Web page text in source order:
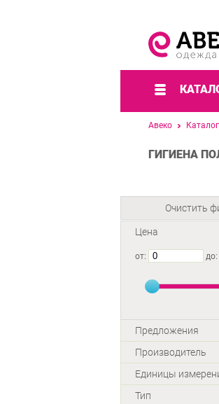
Авеко Каталог
ГИГИЕНА
Очистить
Цена
от: до:
Предложения
Производитель
Единицы
Тип